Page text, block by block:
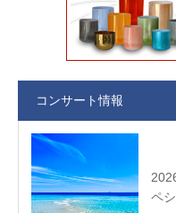
コンサート情報
ペ